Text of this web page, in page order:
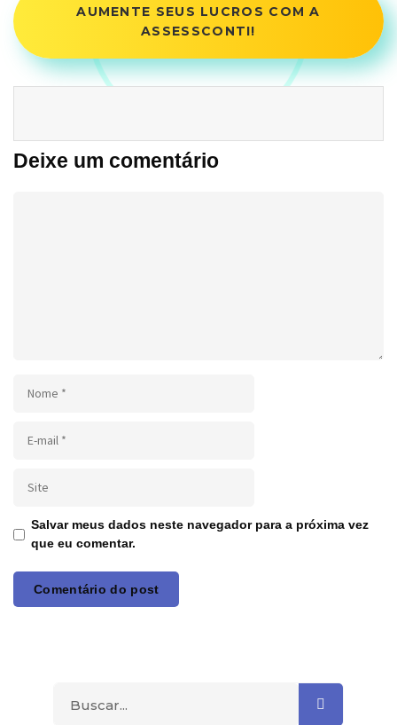
AUMENTE SEUS LUCROS COM A
ASSESSCONTI!
Deixe um comentário
Salvar meus dados neste navegador para a próxima vez
que eu comentar.